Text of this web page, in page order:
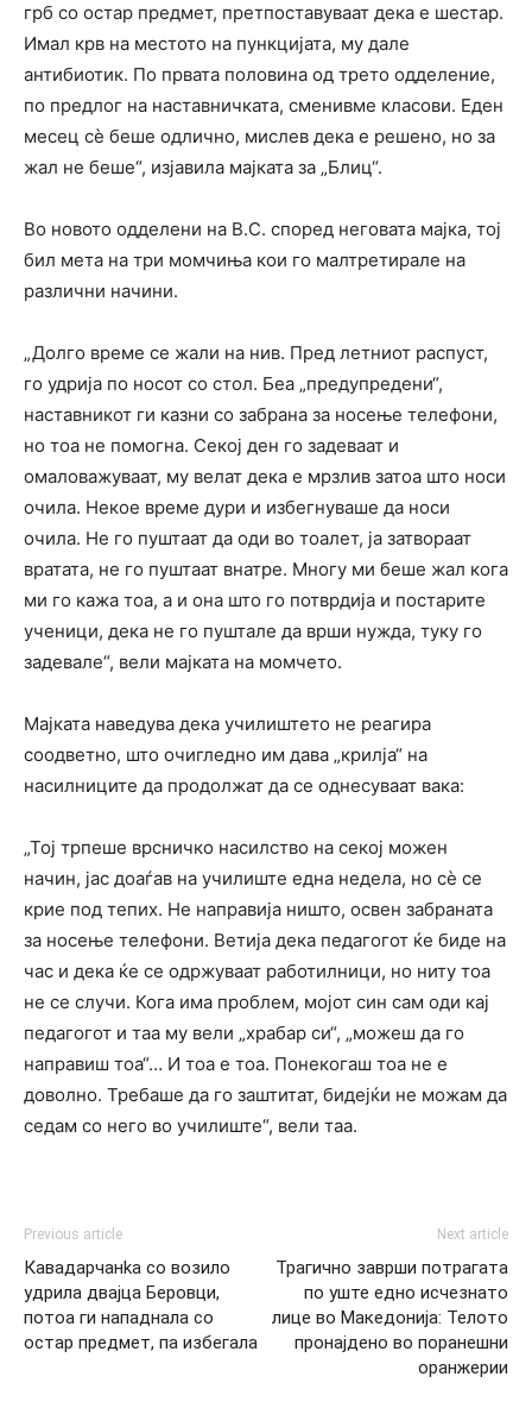
грб со остар предмет, претпоставуваат дека е шестар.
Имал крв на местото на пункцијата, му дале
антибиотик. По првата половина од трето одделение,
по предлог на наставничката, сменивме класови. Еден
месец сè беше одлично, мислев дека е решено, но за
жал не беше“, изјавила мајката за „Блиц“.
Во новото одделени на В.С. според неговата мајка, тој
бил мета на три момчиња кои го малтретирале на
различни начини.
„Долго време се жали на нив. Пред летниот распуст,
го удрија по носот со стол. Беа „предупредени“,
наставникот ги казни со забрана за носење телефони,
но тоа не помогна. Секој ден го задеваат и
омаловажуваат, му велат дека е мрзлив затоа што носи
очила. Некое време дури и избегнуваше да носи
очила. Не го пуштаат да оди во тоалет, ја затвораат
вратата, не го пуштаат внатре. Многу ми беше жал кога
ми го кажа тоа, а и она што го потврдија и постарите
ученици, дека не го пуштале да врши нужда, туку го
задевале“, вели мајката на момчето.
Мајката наведува дека училиштето не реагира
соодветно, што очигледно им дава „крилја“ на
насилниците да продолжат да се однесуваат вака:
„Тој трпеше врсничко насилство на секој можен
начин, јас доаѓав на училиште една недела, но сè се
крие под тепих. Не направија ништо, освен забраната
за носење телефони. Ветија дека педагогот ќе биде на
час и дека ќе се одржуваат работилници, но ниту тоа
не се случи. Кога има проблем, мојот син сам оди кај
педагогот и таа му вели „храбар си“, „можеш да го
направиш тоа“… И тоа е тоа. Понекогаш тоа не е
доволно. Требаше да го заштитат, бидејќи не можам да
седам со него во училиште“, вели таа.
Previous article
Кавадарчанka со возило
удрилa двајца Беровци,
потоа ги нападналa со
остар предмет, па избегалa
Next article
Трагично заврши потрагата
по уште едно исчезнато
лице во Македонија: Телото
пронајдено во поранешни
оранжерии